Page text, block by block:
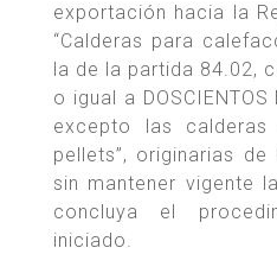
exportación hacia la
“Calderas para
la de la partida 84.02,
o igual a
excepto las
pellets”, originarias
sin mantener vigente
concluya el
iniciado.